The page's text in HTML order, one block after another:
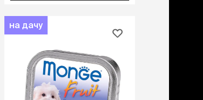
на дачу